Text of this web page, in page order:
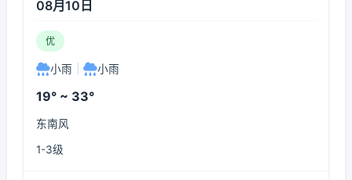
08月10日
优
小雨 小雨
19° ~ 33°
东南风
1-3级